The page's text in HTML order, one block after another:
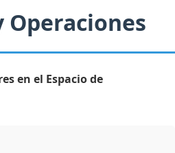
Operaciones
en el Espacio de